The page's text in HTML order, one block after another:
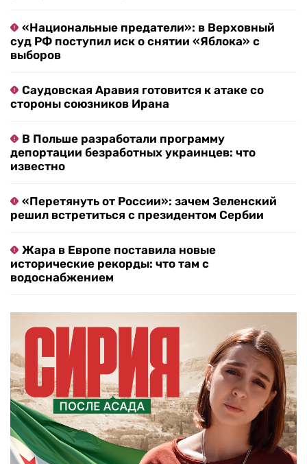
«Национальные предатели»: в Верховный
суд РФ поступил иск о снятии «Яблока» с
выборов
Саудовская Аравия готовится к атаке со
стороны союзников Ирана
В Польше разработали программу
депортации безработных украинцев: что
известно
«Перетянуть от России»: зачем Зеленский
решил встретиться с президентом Сербии
Жара в Европе поставила новые
исторические рекорды: что там с
водоснабжением